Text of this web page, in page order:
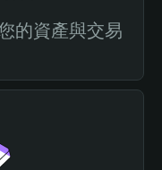
的資產與交易